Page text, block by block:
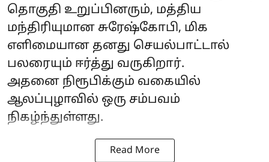
தொகுதி உறுப்பினரும், மத்திய
மந்திரியுமான சுரேஷ்கோபி, மிக
எளிமையான தனது செயல்பாட்டால்
பலரையும் ஈர்த்து வருகிறார்.
அதனை நிரூபிக்கும் வகையில்
ஆலப்புழாவில் ஒரு சம்பவம்
நிகழ்ந்துள்ளது.
Read More